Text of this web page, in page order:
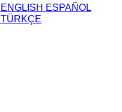
ENGLISH ESPAÑOL
TÜRKÇE